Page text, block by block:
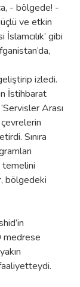
- bölgede! -
ve etkin
gibi
izledi.
İstihbarat
Arası
Sınıra
temelini
bölgedeki
medrese